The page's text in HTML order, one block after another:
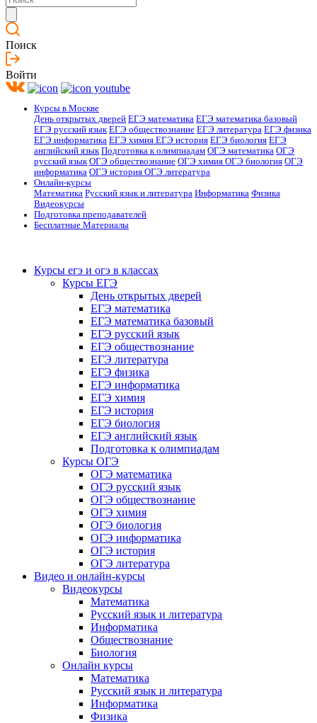
Поиск
Войти
Курсы в Москве
День открытых дверей ЕГЭ математика ЕГЭ математика базовый
ЕГЭ русский язык ЕГЭ обществознание ЕГЭ литература ЕГЭ физика
ЕГЭ информатика ЕГЭ химия ЕГЭ история ЕГЭ биология ЕГЭ
английский язык Подготовка к олимпиадам ОГЭ математика ОГЭ
русский язык ОГЭ обществознание ОГЭ химия ОГЭ биология ОГЭ
информатика ОГЭ история ОГЭ литература
Онлайн-курсы
Математика Русский язык и литература Информатика Физика
Видеокурсы
Подготовка преподавателей
Бесплатные Материалы
Курсы егэ и огэ в классах
Курсы ЕГЭ
День открытых дверей
ЕГЭ математика
ЕГЭ математика базовый
ЕГЭ русский язык
ЕГЭ обществознание
ЕГЭ литература
ЕГЭ физика
ЕГЭ информатика
ЕГЭ химия
ЕГЭ история
ЕГЭ биология
ЕГЭ английский язык
Подготовка к олимпиадам
Курсы ОГЭ
ОГЭ математика
ОГЭ русский язык
ОГЭ обществознание
ОГЭ химия
ОГЭ биология
ОГЭ информатика
ОГЭ история
ОГЭ литература
Видео и онлайн-курсы
Видеокурсы
Математика
Русский язык и литература
Информатика
Обществознание
Биология
Онлайн курсы
Математика
Русский язык и литература
Информатика
Физика